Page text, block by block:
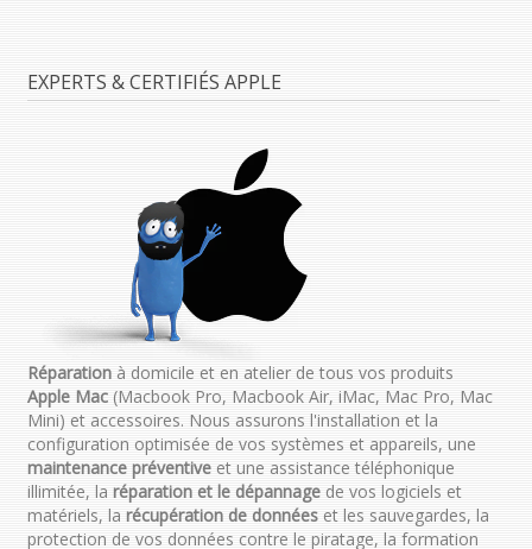
EXPERTS & CERTIFIÉS APPLE
Réparationà domicile et en atelier de tous vos produits
Apple Mac(Macbook Pro, Macbook Air, iMac, Mac Pro, Mac
Mini) et accessoires. Nous assurons l'installation et la
configuration optimisée de vos systèmes et appareils, une
maintenance préventiveet une assistance téléphonique
illimitée, la réparation et le dépannagede vos logiciels et
matériels, la récupération de donnéeset les sauvegardes, la
protection de vos données contre le piratage, la formation